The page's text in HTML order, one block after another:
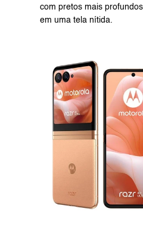
com pretos mais
em uma tela nítida.